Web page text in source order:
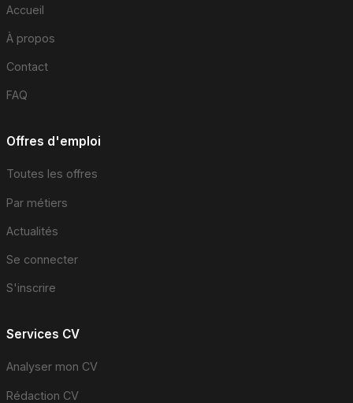
Accueil
À propos
Contact
FAQ
Offres d'emploi
Toutes les offres
Par métiers
Actualités
Se connecter
S'inscrire
Services CV
Analyser mon CV
Rédaction CV